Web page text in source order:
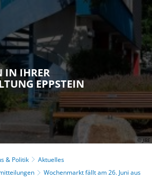
© JBE
IN IHRER
EPPSTEIN
& Politik
Aktuelles
Wochenmarkt fällt am 26. Juni aus